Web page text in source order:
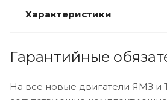
Характеристики
Гарантийные
На все новые двигатели ЯМЗ и